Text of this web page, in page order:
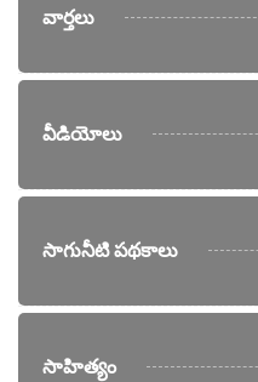
వార్తలు
వీడియోలు
సాగునీటి పథకాలు
సాహిత్యం